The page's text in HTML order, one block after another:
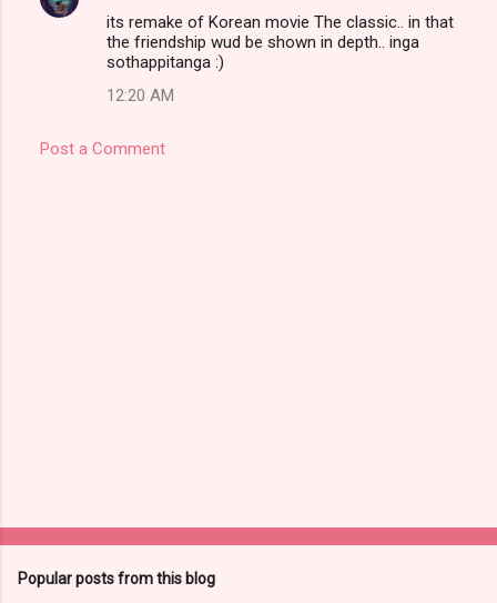
its remake of Korean movie The classic.. in that
the friendship wud be shown in depth.. inga
sothappitanga :)
12:20 AM
Post a Comment
Popular posts from this blog